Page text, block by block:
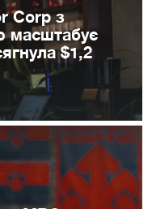
Corp з
масштабує
$1,2